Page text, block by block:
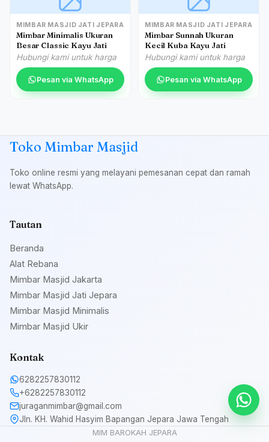
MIMBAR MASJID JATI JEPARA
Mimbar Minimalis Ukuran
Besar Classic Kayu Jati
Hubungi kami untuk harga
Pesan via WhatsApp
MIMBAR MASJID JATI JEPARA
Mimbar Sunnah Ukuran
Kecil Kuba Kayu Jati
Hubungi kami untuk harga
Pesan via WhatsApp
Toko Mimbar Masjid
Toko online resmi yang melayani pemesanan cepat dan ramah
lewat WhatsApp.
Tautan
Beranda
Alat Rebana
Mimbar Masjid Jakarta
Mimbar Masjid Jati Jepara
Mimbar Masjid Minimalis
Mimbar Masjid Ukir
Kontak
6282257830112
+6282257830112
juraganmimbar@gmail.com
Jln. KH. Wahid Hasyim Bapangan Jepara Jawa Tengah
MIM BAROKAH JEPARA